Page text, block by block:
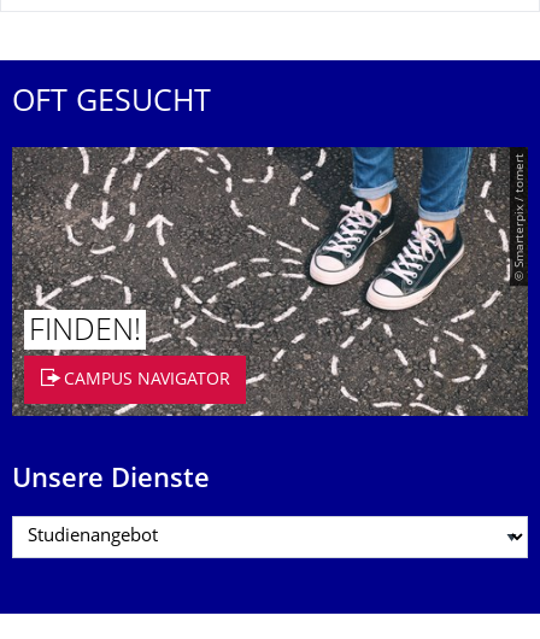
OFT GESUCHT
© Smarterpix / tomert
FINDEN!
CAMPUS NAVIGATOR
Unsere Dienste